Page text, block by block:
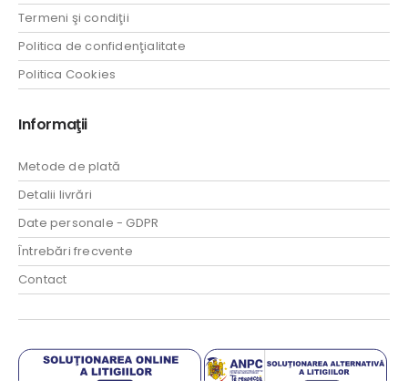
Termeni şi condiţii
Politica de confidenţialitate
Politica Cookies
Informaţii
Metode de plată
Detalii livrări
Date personale - GDPR
Întrebări frecvente
Contact